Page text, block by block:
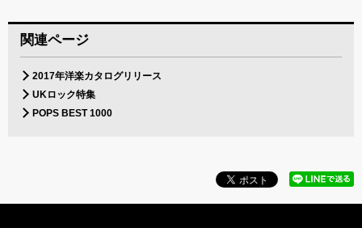
関連ページ
2017年洋楽カタログリリース
UKロック特集
POPS BEST 1000